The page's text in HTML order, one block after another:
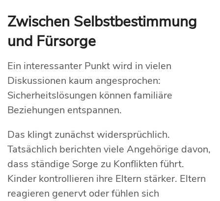
Zwischen Selbstbestimmung
und Fürsorge
Ein interessanter Punkt wird in vielen
Diskussionen kaum angesprochen:
Sicherheitslösungen können familiäre
Beziehungen entspannen.
Das klingt zunächst widersprüchlich.
Tatsächlich berichten viele Angehörige davon,
dass ständige Sorge zu Konflikten führt.
Kinder kontrollieren ihre Eltern stärker. Eltern
reagieren genervt oder fühlen sich